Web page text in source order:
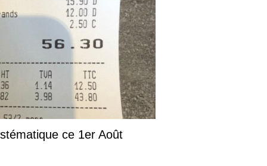
ce 1er Août